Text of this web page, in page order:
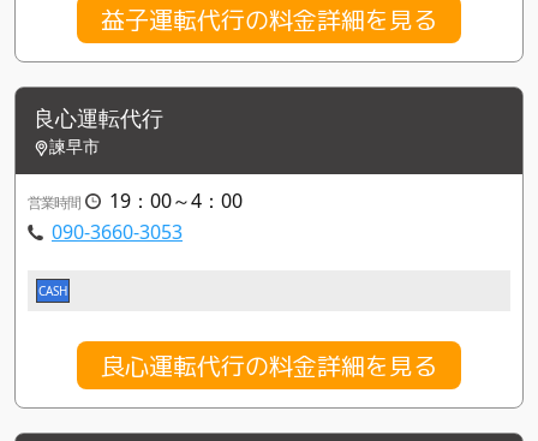
益子運転代行の料金詳細を見る
良心運転代行
諫早市
営業時間
19：00～4：00
090-3660-3053
CASH
良心運転代行の料金詳細を見る